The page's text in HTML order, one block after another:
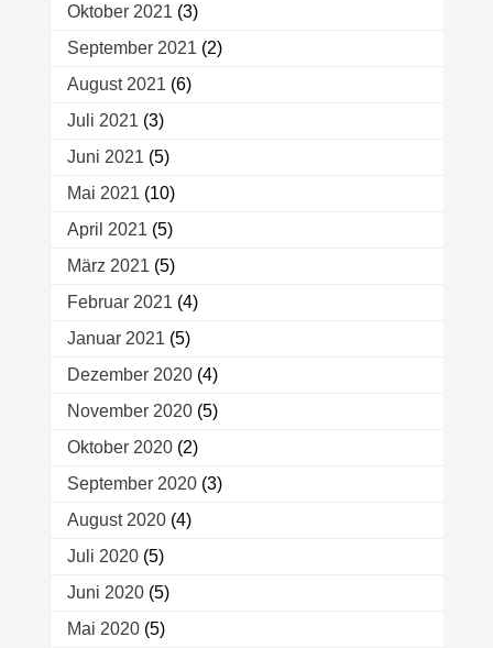
Oktober 2021 (3)
September 2021 (2)
August 2021 (6)
Juli 2021 (3)
Juni 2021 (5)
Mai 2021 (10)
April 2021 (5)
März 2021 (5)
Februar 2021 (4)
Januar 2021 (5)
Dezember 2020(4)
November 2020(5)
Oktober 2020(2)
September 2020(3)
August 2020(4)
Juli 2020(5)
Juni 2020(5)
Mai 2020(5)